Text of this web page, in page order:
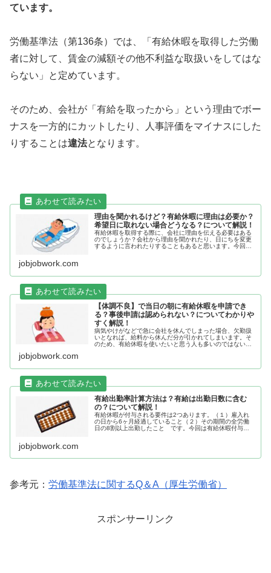
ています。
労働基準法（第136条）では、「有給休暇を取得した労働
者に対して、賃金の減額その他不利益な取扱いをしてはな
らない」と定めています。
そのため、会社が「有給を取ったから」という理由でボー
ナスを一方的にカットしたり、人事評価をマイナスにした
りすることは違法となります。
理由を聞かれるけど？有給休暇に理由は必要か？
希望日に取れない場合どうなる？について解説！
有給休暇を取得する際に、会社に理由を伝える必要はある
のでしょうか？会社から理由を聞かれたり、日にちを変更
するように言われたりすることもあると思います。今回は
jobjobwork.com
【体調不良】で当日の朝に有給休暇を申請でき
る？事後申請は認められない？についてわかりや
すく解説！
病気やけがなどで急に会社を休んでしまった場合、欠勤扱
いとなれば、給料から休んだ分が引かれてしまいます。そ
のため、有給休暇を使いたいと思う人も多いのではないで
jobjobwork.com
有給出勤率計算方法は？有給は出勤日数に含む
の？について解説！
有給休暇が付与される要件は2つあります。（１）雇入れ
の日から6ヶ月経過していること（２）その期間の全労働
日の8割以上出勤したこと です。今回は有給休暇付与さ
jobjobwork.com
参考元： 労働基準法に関するQ＆A（厚生労働省）
スポンサーリンク